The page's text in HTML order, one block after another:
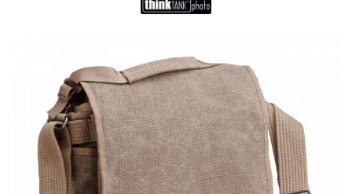
Cursuri foto
Obiective foto si accesorii
Obiective Mirorless
Obiective DSLR
Huse si tocuri protectie obiective
Obiective Cinematice